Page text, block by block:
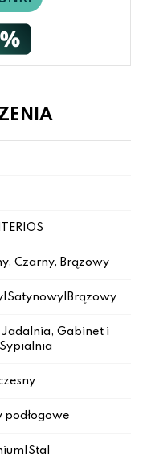
Czarny, Brązowy
Jadalnia, Gabinet i
podłogowe